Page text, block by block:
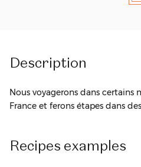
Description
Nous voyagerons dans certains
France et ferons étapes dans
Recipes examples